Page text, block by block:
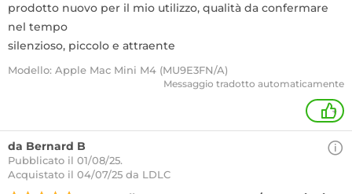
prodotto nuovo per il mio utilizzo, qualità da confermare
nel tempo
silenzioso, piccolo e attraente
Modello: Apple Mac Mini M4 (MU9E3FN/A)
Messaggio tradotto automaticamente
+
da Bernard B
Pubblicato il 01/08/25.
Acquistato il 04/07/25 da LDLC